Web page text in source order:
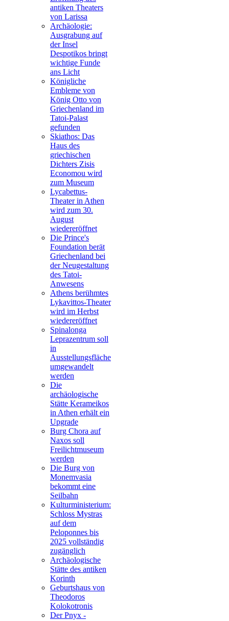
antiken Theaters
von Larissa
Archäologie:
Ausgrabung auf
der Insel
Despotikos bringt
wichtige Funde
ans Licht
Königliche
Embleme von
König Otto von
Griechenland im
Tatoi-Palast
gefunden
Skiathos: Das
Haus des
griechischen
Dichters Zisis
Economou wird
zum Museum
Lycabettus-
Theater in Athen
wird zum 30.
August
wiedereröffnet
Die Prince's
Foundation berät
Griechenland bei
der Neugestaltung
des Tatoi-
Anwesens
Athens berühmtes
Lykavittos-Theater
wird im Herbst
wiedereröffnet
Spinalonga
Leprazentrum soll
in
Ausstellungsfläche
umgewandelt
werden
Die
archäologische
Stätte Kerameikos
in Athen erhält ein
Upgrade
Burg Chora auf
Naxos soll
Freilichtmuseum
werden
Die Burg von
Monemvasia
bekommt eine
Seilbahn
Kulturministerium:
Schloss Mystras
auf dem
Peloponnes bis
2025 vollständig
zugänglich
Archäologische
Stätte des antiken
Korinth
Geburtshaus von
Theodoros
Kolokotronis
Der Pnyx -